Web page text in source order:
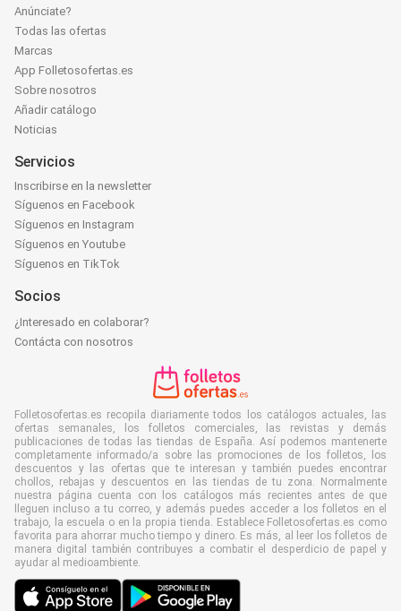
Anúnciate?
Todas las ofertas
Marcas
App Folletosofertas.es
Sobre nosotros
Añadir catálogo
Noticias
Servicios
Inscribirse en la newsletter
Síguenos en Facebook
Síguenos en Instagram
Síguenos en Youtube
Síguenos en TikTok
Socios
¿Interesado en colaborar?
Contácta con nosotros
Folletosofertas.es recopila diariamente todos los catálogos actuales, las
ofertas semanales, los folletos comerciales, las revistas y demás
publicaciones de todas las tiendas de España. Así podemos mantenerte
completamente informado/a sobre las promociones de los folletos, los
descuentos y las ofertas que te interesan y también puedes encontrar
chollos, rebajas y descuentos en las tiendas de tu zona. Normalmente
nuestra página cuenta con los catálogos más recientes antes de que
lleguen incluso a tu correo, y además puedes acceder a los folletos en el
trabajo, la escuela o en la propia tienda. Establece Folletosofertas.es como
favorita para ahorrar mucho tiempo y dinero. Es más, al leer los folletos de
manera digital también contribuyes a combatir el desperdicio de papel y
ayudar al medioambiente.